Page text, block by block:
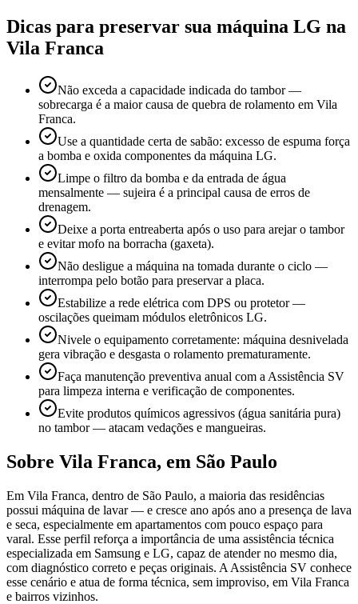
Dicas para preservar sua máquina LG na
Vila Franca
Não exceda a capacidade indicada do tambor —
sobrecarga é a maior causa de quebra de rolamento em Vila
Franca.
Use a quantidade certa de sabão: excesso de espuma força
a bomba e oxida componentes da máquina LG.
Limpe o filtro da bomba e da entrada de água
mensalmente — sujeira é a principal causa de erros de
drenagem.
Deixe a porta entreaberta após o uso para arejar o tambor
e evitar mofo na borracha (gaxeta).
Não desligue a máquina na tomada durante o ciclo —
interrompa pelo botão para preservar a placa.
Estabilize a rede elétrica com DPS ou protetor —
oscilações queimam módulos eletrônicos LG.
Nivele o equipamento corretamente: máquina desnivelada
gera vibração e desgasta o rolamento prematuramente.
Faça manutenção preventiva anual com a Assistência SV
para limpeza interna e verificação de componentes.
Evite produtos químicos agressivos (água sanitária pura)
no tambor — atacam vedações e mangueiras.
Sobre Vila Franca, em São Paulo
Em Vila Franca, dentro de São Paulo, a maioria das residências
possui máquina de lavar — e cresce ano após ano a presença de lava
e seca, especialmente em apartamentos com pouco espaço para
varal. Esse perfil reforça a importância de uma assistência técnica
especializada em Samsung e LG, capaz de atender no mesmo dia,
com diagnóstico correto e peças originais. A Assistência SV conhece
esse cenário e atua de forma técnica, sem improviso, em Vila Franca
e bairros vizinhos.